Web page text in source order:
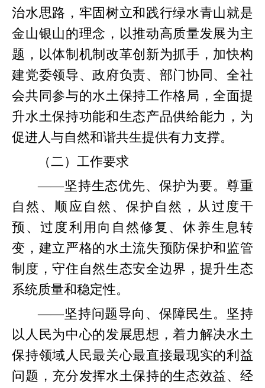
治水思路，牢固树立和践行绿水青山就是
金山银山的理念，以推动高质量发展为主
题，以体制机制改革创新为抓手，加快构
建党委领导、政府负责、部门协同、全社
会共同参与的水土保持工作格局，全面提
升水土保持功能和生态产品供给能力，为
促进人与自然和谐共生提供有力支撑。
（二）工作要求
——坚持生态优先、保护为要。尊重
自然、顺应自然、保护自然，从过度干
预、过度利用向自然修复、休养生息转
变，建立严格的水土流失预防保护和监管
制度，守住自然生态安全边界，提升生态
系统质量和稳定性。
——坚持问题导向、保障民生。坚持
以人民为中心的发展思想，着力解决水土
保持领域人民最关心最直接最现实的利益
问题，充分发挥水土保持的生态效益、经